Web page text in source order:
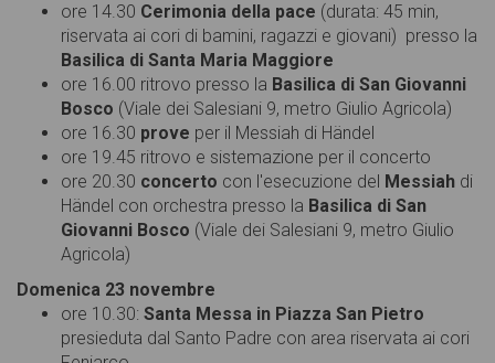
ore 14.30 Cerimonia della pace (durata: 45 min,
riservata ai cori di bamini, ragazzi e giovani) presso la
Basilica di Santa Maria Maggiore
ore 16.00 ritrovo presso la Basilica di San Giovanni
Bosco (Viale dei Salesiani 9, metro Giulio Agricola)
ore 16.30 prove per il Messiah di Händel
ore 19.45 ritrovo e sistemazione per il concerto
ore 20.30 concerto con l'esecuzione del Messiah di
Händel con orchestra presso la Basilica di San
Giovanni Bosco (Viale dei Salesiani 9, metro Giulio
Agricola)
Domenica 23 novembre
ore 10.30: Santa Messa in Piazza San Pietro
presieduta dal Santo Padre con area riservata ai cori